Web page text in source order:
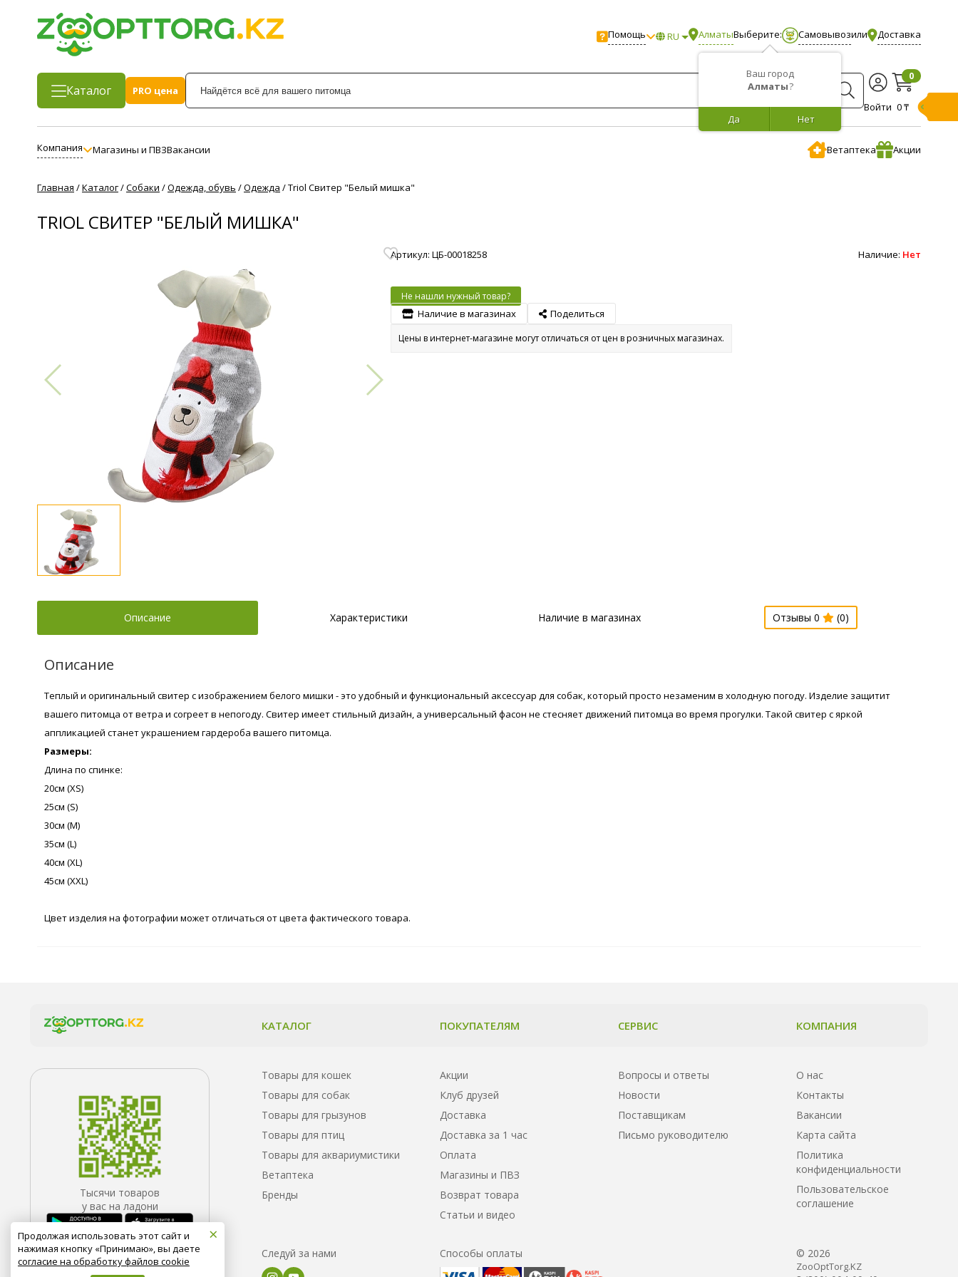
Помощь RU Алматы
Ваш город
Алматы?
Нет
Да
Выберите: Самовывозили Доставка
Каталог
PRO цена
Войти
0
0 ₸
Компания Магазины и ПВЗВакансии Ветаптека Акции
Главная /Каталог/Собаки /Одежда, обувь /Одежда /Triol Свитер "Белый мишка"
TRIOL СВИТЕР "БЕЛЫЙ МИШКА"
Артикул: ЦБ-00018258 Наличие: Нет
Не нашли нужный товар?
Наличие в магазинах Поделиться
Цены в интернет-магазине могут отличаться от цен в розничных магазинах.
Описание Характеристики Наличие в магазинах Отзывы 0 (0)
Описание
Теплый и оригинальный свитер с изображением белого мишки - это удобный и функциональный аксессуар для собак, который просто незаменим в холодную погоду. Изделие защитит
вашего питомца от ветра и согреет в непогоду. Свитер имеет стильный дизайн, а универсальный фасон не стесняет движений питомца во время прогулки. Такой свитер с яркой
аппликацией станет украшением гардероба вашего питомца.
Размеры:
Длина по спинке:
20см (XS)
25см (S)
30см (M)
35см (L)
40см (XL)
45см (XXL)
Цвет изделия на фотографии может отличаться от цвета фактического товара.
Тысячи товаров
у вас на ладони
КАТАЛОГ
Товары для кошек
Товары для собак
Товары для грызунов
Товары для птиц
Товары для аквариумистики
Ветаптека
Бренды
ПОКУПАТЕЛЯМ
Акции
Клуб друзей
Доставка
Доставка за 1 час
Оплата
Магазины и ПВЗ
Возврат товара
Статьи и видео
СЕРВИС
Вопросы и ответы
Новости
Поставщикам
Письмо руководителю
КОМПАНИЯ
О нас
Контакты
Вакансии
Карта сайта
Политика
конфиденциальности
Пользовательское
соглашение
Следуй за нами Способы оплаты © 2026
ZooOptTorg.KZ
×
Продолжая использовать этот сайт и
нажимая кнопку «Принимаю», вы даете
согласие на обработку файлов cookie